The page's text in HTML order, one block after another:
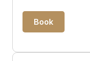
Book